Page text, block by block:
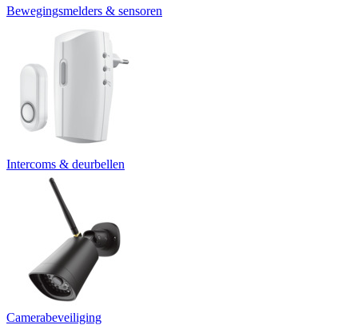
Bewegingsmelders & sensoren
Intercoms & deurbellen
Camerabeveiliging